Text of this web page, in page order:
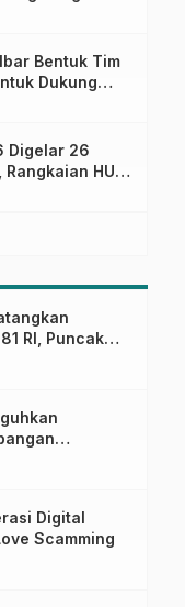
Bentuk Tim
Dukung
di
Digelar 26
HUT
RI, Puncak
Ahmad
Digital
Scamming